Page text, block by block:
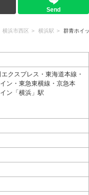
Send
横浜市西区 横浜駅 群青ホイ
クスプレス・東海道本線・
ン・東急東横線・京急本
ン「横浜」駅